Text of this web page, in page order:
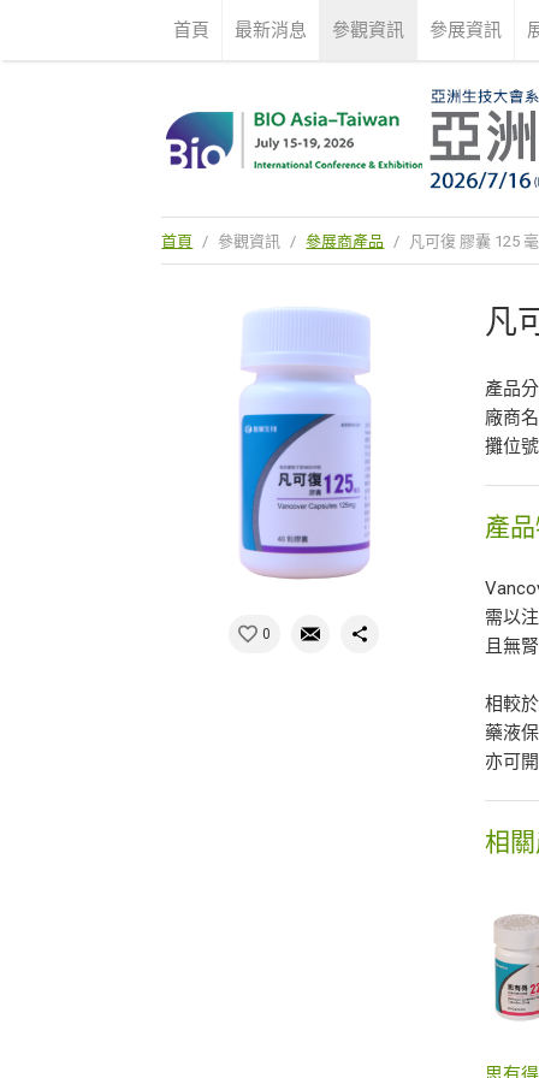
首頁 最新消息 參觀資訊 參展資訊
首頁 / 參觀資訊 / 參展商產品 / 凡可復 膠囊 125
0
凡
產品
廠商
攤位
產
需以
且無
相較
藥液
亦可
相